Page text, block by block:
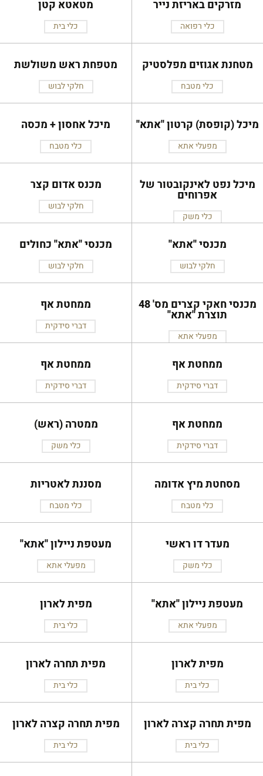
מזרקים באריזת נייר
כלי רפואה
מטאטא קטן
כלי בית
מטחנת אגוזים מפלסטיק
כלי מטבח
מטפחת ראש משולשת
חלקי לבוש
מיכל (קופסת) קרטון ''אתא''
מפעלי אתא
מיכל אחסון + מכסה
כלי מטבח
מיכל נפט לאינקובטור של
אפרוחים
כלי משק
מכנס אדום קצר
חלקי לבוש
מכנסי ''אתא''
חלקי לבוש
מכנסי ''אתא'' כחולים
חלקי לבוש
מכנסי חאקי קצרים מס' 48
תוצרת ''אתא''
מפעלי אתא
ממחטת אף
דברי סידקית
ממחטת אף
דברי סידקית
ממחטת אף
דברי סידקית
ממחטת אף
דברי סידקית
ממטרה (ראש)
כלי משק
מסחטת מיץ אדומה
כלי מטבח
מסננת לאטריות
כלי מטבח
מעדר דו ראשי
כלי משק
מעטפת ניילון ''אתא''
מפעלי אתא
מעטפת ניילון ''אתא''
מפעלי אתא
מפית לארון
כלי בית
מפית לארון
כלי בית
מפית תחרה לארון
כלי בית
מפית תחרה קצרה לארון
כלי בית
מפית תחרה קצרה לארון
כלי בית